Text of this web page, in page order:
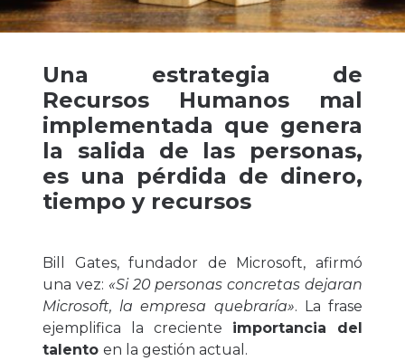
Una estrategia de
Recursos Humanos mal
implementada que genera
la salida de las personas,
es una pérdida de dinero,
tiempo y recursos
Bill Gates, fundador de Microsoft, afirmó
una vez: «Si 20 personas concretas dejaran
Microsoft, la empresa quebraría». La frase
ejemplifica la creciente importancia del
talentoen la gestión actual.